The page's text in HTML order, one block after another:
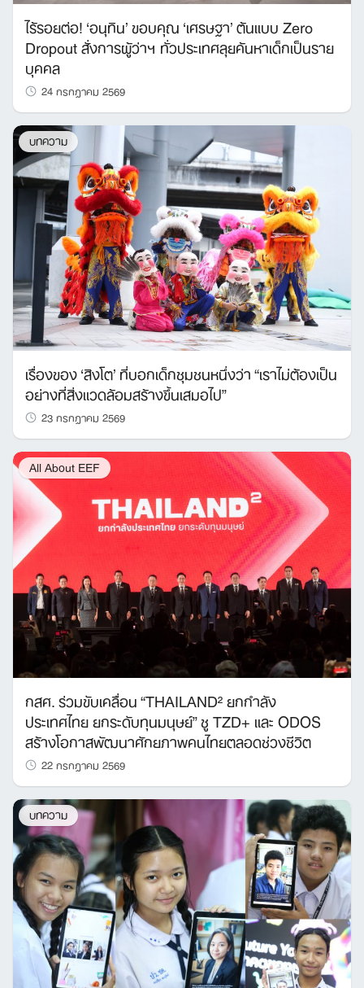
Search
for:
ไร้รอยต่อ! ‘อนุทิน’ ขอบคุณ ‘เศรษฐา’ ต้นแบบ Zero
Dropout สั่งการผู้ว่าฯ ทั่วประเทศลุยค้นหาเด็กเป็นราย
บุคคล
24 กรกฎาคม 2569
บทความ
เรื่องของ ‘สิงโต’ ที่บอกเด็กชุมชนหนึ่งว่า “เราไม่ต้องเป็น
อย่างที่สิ่งแวดล้อมสร้างขึ้นเสมอไป”
23 กรกฎาคม 2569
All About EEF
กสศ. ร่วมขับเคลื่อน “THAILAND² ยกกำลัง
ประเทศไทย ยกระดับทุนมนุษย์” ชู TZD+ และ ODOS
สร้างโอกาสพัฒนาศักยภาพคนไทยตลอดช่วงชีวิต
22 กรกฎาคม 2569
บทความ